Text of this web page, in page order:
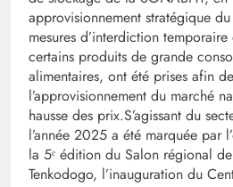
approvisionnement stratégique
mesures d’interdiction
certains produits de grande
alimentaires, ont été prises afin
l’approvisionnement du marché
hausse des prix.‎‎S’agissant du
l’année 2025 a été marquée par
la 5ᵉ édition du Salon régional
Tenkodogo, l’inauguration du